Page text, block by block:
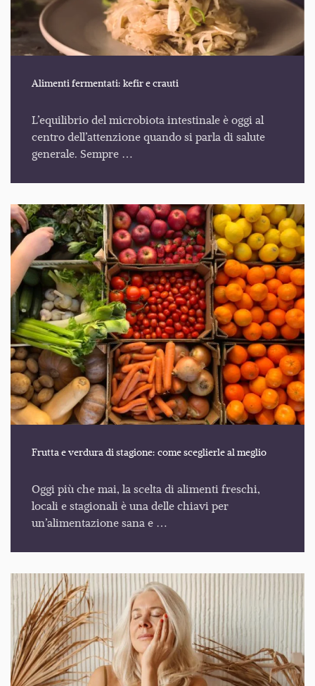
Alimenti fermentati: kefir e crauti
L’equilibrio del microbiota intestinale è oggi al
centro dell’attenzione quando si parla di salute
generale. Sempre …
Frutta e verdura di stagione: come sceglierle al meglio
Oggi più che mai, la scelta di alimenti freschi,
locali e stagionali è una delle chiavi per
un’alimentazione sana e …